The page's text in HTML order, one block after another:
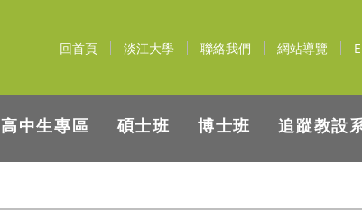
回首頁 淡江大學 聯絡我們 網站導覽
高中生專區 碩士班 博士班 追蹤教設